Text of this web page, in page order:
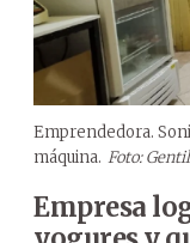
Emprendedora.
máquina. Foto:
Empresa